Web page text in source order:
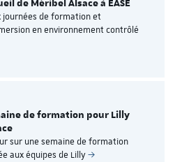
de Méribel Alsace à EASE
journées de formation et
en environnement contrôlé
de formation pour Lilly
sur une semaine de formation
aux équipes de Lilly